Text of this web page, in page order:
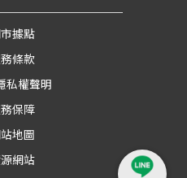
據點
條款
私權聲明
保障
地圖
網站